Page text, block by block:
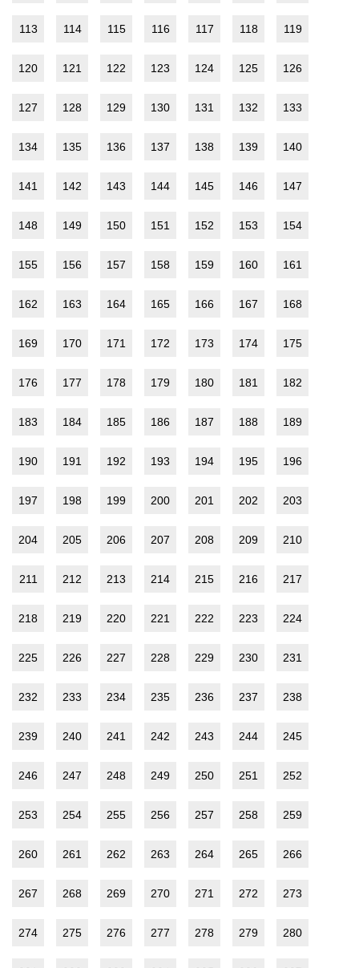
113 114 115 116 117 118 119
120 121 122 123 124 125 126
127 128 129 130 131 132 133
134 135 136 137 138 139 140
141 142 143 144 145 146 147
148 149 150 151 152 153 154
155 156 157 158 159 160 161
162 163 164 165 166 167 168
169 170 171 172 173 174 175
176 177 178 179 180 181 182
183 184 185 186 187 188 189
190 191 192 193 194 195 196
197 198 199 200 201 202 203
204 205 206 207 208 209 210
211 212 213 214 215 216 217
218 219 220 221 222 223 224
225 226 227 228 229 230 231
232 233 234 235 236 237 238
239 240 241 242 243 244 245
246 247 248 249 250 251 252
253 254 255 256 257 258 259
260 261 262 263 264 265 266
267 268 269 270 271 272 273
274 275 276 277 278 279 280